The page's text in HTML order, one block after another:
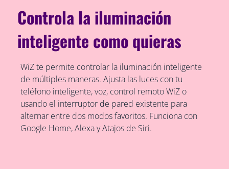
Controla la iluminación
inteligente como quieras
WiZ te permite controlar la iluminación inteligente
de múltiples maneras. Ajusta las luces con tu
teléfono inteligente, voz, control remoto WiZ o
usando el interruptor de pared existente para
alternar entre dos modos favoritos. Funciona con
Google Home, Alexa y Atajos de Siri.